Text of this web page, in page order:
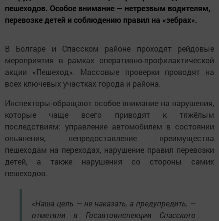
пешеходов. Особое внимание — нетрезвым водителям,
перевозке детей и соблюдению правил на «зебрах».
В Болгаре и Спасском районе проходят рейдовые
мероприятия в рамках оперативно-профилактической
акции «Пешеход». Массовые проверки проводят на
всех ключевых участках города и района.
Инспекторы обращают особое внимание на нарушения,
которые чаще всего приводят к тяжёлым
последствиям: управление автомобилем в состоянии
опьянения, непредоставление преимущества
пешеходам на переходах, нарушение правил перевозки
детей, а также нарушения со стороны самих
пешеходов.
«Наша цель — не наказать, а предупредить, —
отметили в Госавтоинспекции Спасского